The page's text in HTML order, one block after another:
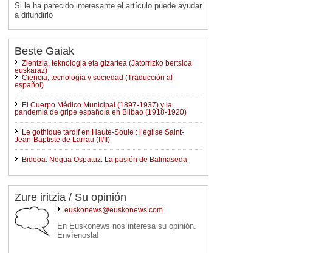
Si le ha parecido interesante el artículo puede ayudar
a difundirlo
Beste Gaiak
Zientzia, teknologia eta gizartea (Jatorrizko bertsioa
euskaraz)
Ciencia, tecnología y sociedad (Traducción al
español)
El Cuerpo Médico Municipal (1897-1937) y la
pandemia de gripe española en Bilbao (1918-1920)
Le gothique tardif en Haute-Soule : l’église Saint-
Jean-Baptiste de Larrau (II/II)
Bideoa: Negua Ospatuz. La pasión de Balmaseda
Zure iritzia / Su opinión
euskonews@euskonews.com
En Euskonews nos interesa su opinión.
Envíenosla!